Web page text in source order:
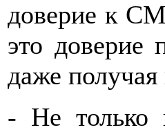
доверие к
это доверие
даже получая
- Не только